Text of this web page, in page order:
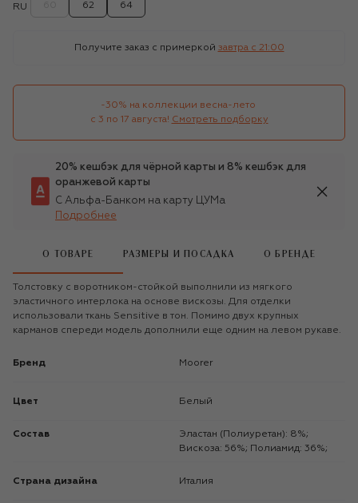
RU 62 64
Получите заказ с примеркой завтра c 21:00
-30% на коллекции весна-лето
с 3 по 17 августа! Смотреть подборку
20% кешбэк для чёрной карты и 8% кешбэк для
оранжевой карты
С Альфа-Банком на карту ЦУМа
Подробнее
О ТОВАРЕ РАЗМЕРЫ И ПОСАДКА О БРЕНДЕ
Толстовку с воротником-стойкой выполнили из мягкого
эластичного интерлока на основе вискозы. Для отделки
использовали ткань Sensitive в тон. Помимо двух крупных
карманов спереди модель дополнили еще одним на левом рукаве.
Бренд Moorer
Цвет Белый
Состав
Эластан (Полиуретан): 8%;
Вискоза: 56%; Полиамид: 36%;
Страна дизайна Италия